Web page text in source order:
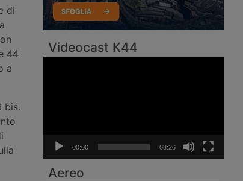
di
44
a
bis.
Videocast K44
00:00 08:26
Aereo